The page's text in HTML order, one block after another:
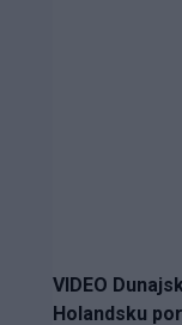
VIDEO
Holandsku